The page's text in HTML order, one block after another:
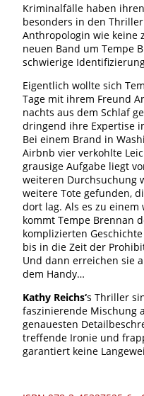
Kriminalfälle haben
besonders in den
Anthropologin wie keine
neuen Band um Tempe
schwierige
Eigentlich wollte sich
Tage mit ihrem Freund
nachts aus dem Schlaf
dringend ihre Expertise
Bei einem Brand in
Airbnb vier verkohlte
grausige Aufgabe liegt
weiteren Durchsuchung
weitere Tote gefunden,
dort lag. Als es zu
kommt Tempe Brennan
komplizierten
bis in die Zeit der
Und dann erreichen sie
dem Handy…
Kathy Reichs‘s Thriller
faszinierende Mischung
genauesten
treffende Ironie und
garantiert keine